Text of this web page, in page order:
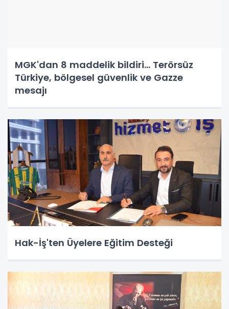
MGK'dan 8 maddelik bildiri... Terörsüz
Türkiye, bölgesel güvenlik ve Gazze
mesajı
Hak-İş'ten Üyelere Eğitim Desteği